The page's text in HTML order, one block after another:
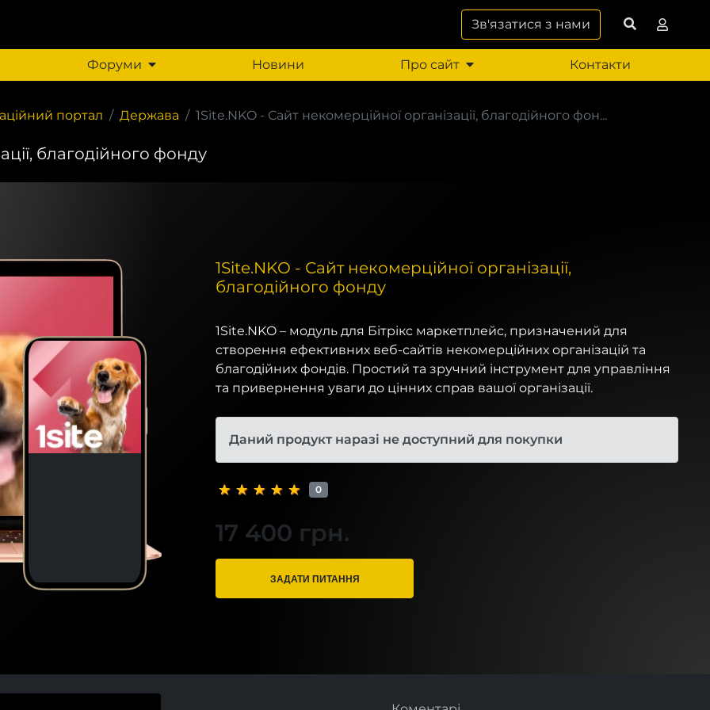
Зв'язатися з нами
Форуми Новини Про сайт Контакти
портал Держава 1Site.NKO - Сайт некомерційної організації, благодійного фон...
благодійного фонду
1Site.NKO - Сайт некомерційної організації,
благодійного фонду
1Site.NKO – модуль для Бітрікс маркетплейс, призначений для
створення ефективних веб-сайтів некомерційних організацій та
благодійних фондів. Простий та зручний інструмент для управління
та привернення уваги до цінних справ вашої організації.
Даний продукт наразі не доступний для покупки
0
17 400 грн.
ЗАДАТИ ПИТАННЯ